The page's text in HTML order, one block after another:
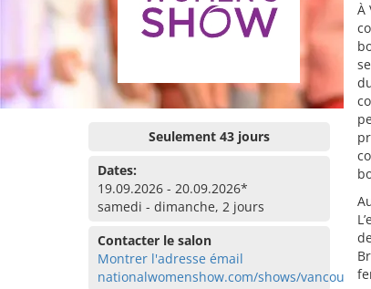
Seulement 43 jours
Dates:
19.09.2026 - 20.09.2026*
samedi - dimanche, 2 jours
Contacter le salon
Montrer l'adresse émail
nationalwomenshow.com/shows/vancouver
À